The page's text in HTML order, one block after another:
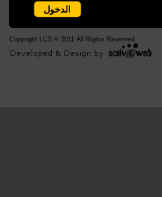
Copyright LCS © 2011 All Rights Reserved